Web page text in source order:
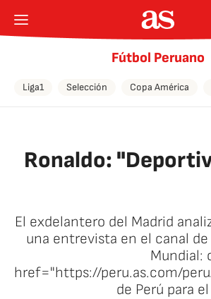
Fútbol Peruano
Liga1 Selección Copa América
Ronaldo:
El exdelantero del Madrid
una entrevista en el canal
Mundial:
href="https://peru.as.com/
de Perú para